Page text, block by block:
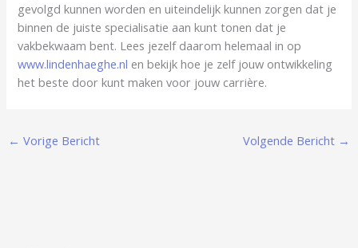
gevolgd kunnen worden en uiteindelijk kunnen zorgen dat je
binnen de juiste specialisatie aan kunt tonen dat je
vakbekwaam bent. Lees jezelf daarom helemaal in op
www.lindenhaeghe.nl en bekijk hoe je zelf jouw ontwikkeling
het beste door kunt maken voor jouw carrière.
← Vorige Bericht Volgende Bericht →